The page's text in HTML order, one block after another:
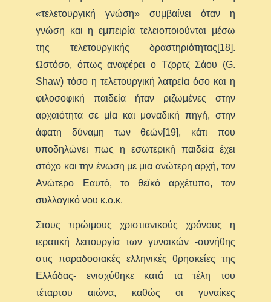
«τελετουργική γνώση» συμβαίνει όταν η
γνώση και η εμπειρία τελειοποιούνται μέσω
της τελετουργικής δραστηριότητας[18].
Ωστόσο, όπως αναφέρει ο Τζορτζ Σάου (G.
Shaw) τόσο η τελετουργική λατρεία όσο και η
φιλοσοφική παιδεία ήταν ριζωμένες στην
αρχαιότητα σε μία και μοναδική πηγή, στην
άφατη δύναμη των θεών[19], κάτι που
υποδηλώνει πως η εσωτερική παιδεία έχει
στόχο και την ένωση με μια ανώτερη αρχή, τον
Ανώτερο Εαυτό, το θεϊκό αρχέτυπο, τον
συλλογικό νου κ.ο.κ.
Στους πρώιμους χριστιανικούς χρόνους η
ιερατική λειτουργία των γυναικών -συνήθης
στις παραδοσιακές ελληνικές θρησκείες της
Ελλάδας- ενισχύθηκε κατά τα τέλη του
τέταρτου αιώνα, καθώς οι γυναίκες